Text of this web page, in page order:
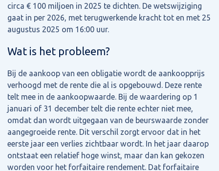
circa € 100 miljoen in 2025 te dichten. De wetswijziging
gaat in per 2026, met terugwerkende kracht tot en met 25
augustus 2025 om 16:00 uur.
Wat is het probleem?
Bij de aankoop van een obligatie wordt de aankoopprijs
verhoogd met de rente die al is opgebouwd. Deze rente
telt mee in de aankoopwaarde. Bij de waardering op 1
januari of 31 december telt die rente echter niet mee,
omdat dan wordt uitgegaan van de beurswaarde zonder
aangegroeide rente. Dit verschil zorgt ervoor dat in het
eerste jaar een verlies zichtbaar wordt. In het jaar daarop
ontstaat een relatief hoge winst, maar dan kan gekozen
worden voor het forfaitaire rendement. Dat forfaitaire